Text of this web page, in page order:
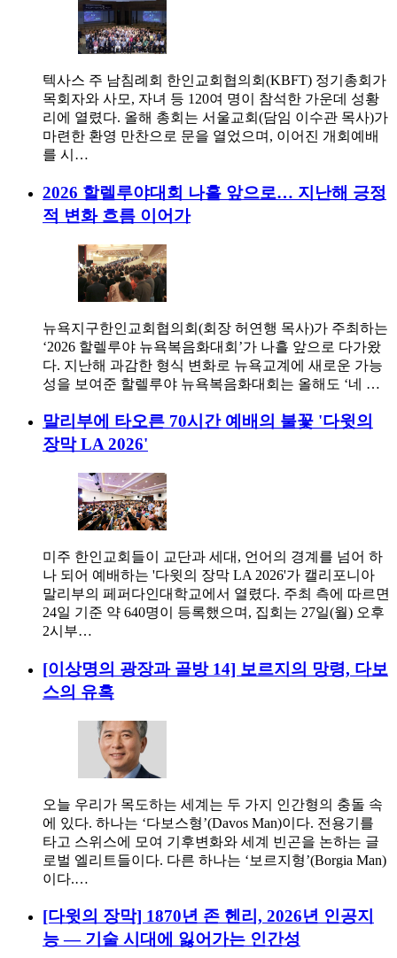
텍사스 주 남침례회 한인교회협의회(KBFT) 정기총회가
목회자와 사모, 자녀 등 120여 명이 참석한 가운데 성황
리에 열렸다. 올해 총회는 서울교회(담임 이수관 목사)가
마련한 환영 만찬으로 문을 열었으며, 이어진 개회예배
를 시…
2026 할렐루야대회 나흘 앞으로… 지난해 긍정
적 변화 흐름 이어가
뉴욕지구한인교회협의회(회장 허연행 목사)가 주최하는
‘2026 할렐루야 뉴욕복음화대회’가 나흘 앞으로 다가왔
다. 지난해 과감한 형식 변화로 뉴욕교계에 새로운 가능
성을 보여준 할렐루야 뉴욕복음화대회는 올해도 ‘네 …
말리부에 타오른 70시간 예배의 불꽃 '다윗의
장막 LA 2026'
미주 한인교회들이 교단과 세대, 언어의 경계를 넘어 하
나 되어 예배하는 '다윗의 장막 LA 2026'가 캘리포니아
말리부의 페퍼다인대학교에서 열렸다. 주최 측에 따르면
24일 기준 약 640명이 등록했으며, 집회는 27일(월) 오후
2시부…
[이상명의 광장과 골방 14] 보르지의 망령, 다보
스의 유혹
오늘 우리가 목도하는 세계는 두 가지 인간형의 충돌 속
에 있다. 하나는 ‘다보스형’(Davos Man)이다. 전용기를
타고 스위스에 모여 기후변화와 세계 빈곤을 논하는 글
로벌 엘리트들이다. 다른 하나는 ‘보르지형’(Borgia Man)
이다.…
[다윗의 장막] 1870년 존 헨리, 2026년 인공지
능 — 기술 시대에 잃어가는 인간성